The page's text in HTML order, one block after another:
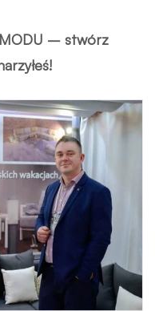
– stwórz